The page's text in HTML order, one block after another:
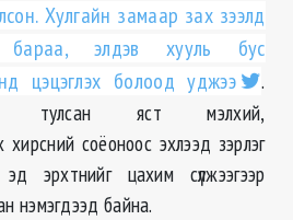
Хулгайн замаар зах зээлд
бараа, элдэв хууль бус
цэцэглэх болоод уджээ
.
тулсан яст мэлхий,
соёоноос эхлээд зэрлэг
эрхтнийг цахим сүлжээгээр
нэмэгдээд байна.